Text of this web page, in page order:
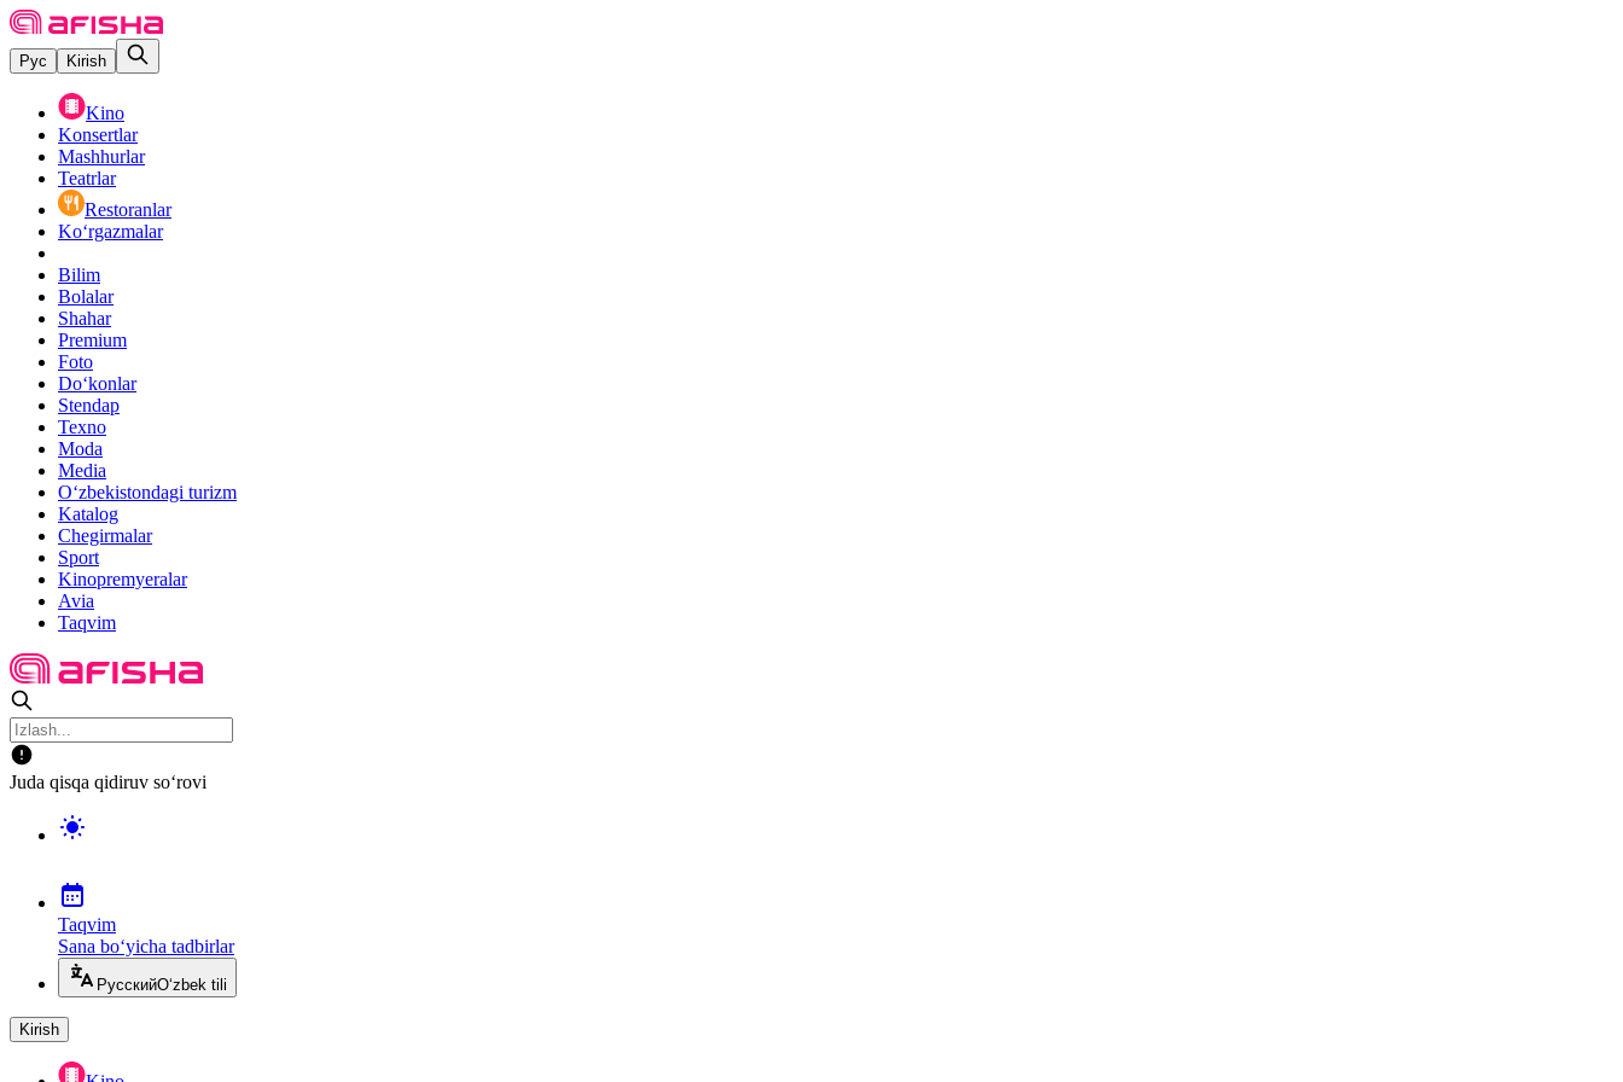
Рус Kirish
Kino
Konsertlar
Mashhurlar
Teatrlar
Restoranlar
Ko‘rgazmalar
Bilim
Bolalar
Shahar
Premium
Foto
Do‘konlar
Stendap
Texno
Moda
Media
O‘zbekistondagi turizm
Katalog
Chegirmalar
Sport
Kinopremyeralar
Avia
Taqvim
Juda qisqa qidiruv so‘rovi
Taqvim
Sana bo‘yicha tadbirlar
РусскийO‘zbek tili
Kirish